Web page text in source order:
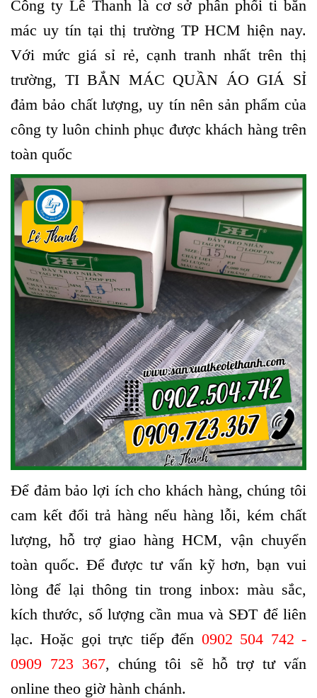
Công ty Lê Thanh là cơ sở phân phối ti bắn
mác uy tín tại thị trường TP HCM hiện nay.
Với mức giá sỉ rẻ, cạnh tranh nhất trên thị
trường, TI BẮN MÁC QUẦN ÁO GIÁ SỈ
đảm bảo chất lượng, uy tín nên sản phẩm của
công ty luôn chinh phục được khách hàng trên
toàn quốc
Để đảm bảo lợi ích cho khách hàng, chúng tôi
cam kết đổi trả hàng nếu hàng lỗi, kém chất
lượng, hỗ trợ giao hàng HCM, vận chuyển
toàn quốc. Để được tư vấn kỹ hơn, bạn vui
lòng để lại thông tin trong inbox: màu sắc,
kích thước, số lượng cần mua và SĐT để liên
lạc. Hoặc gọi trực tiếp đến 0902 504 742 -
0909 723 367, chúng tôi sẽ hỗ trợ tư vấn
online theo giờ hành chánh.